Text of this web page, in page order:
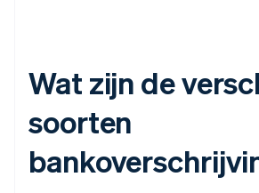
Wat zijn de
soorten